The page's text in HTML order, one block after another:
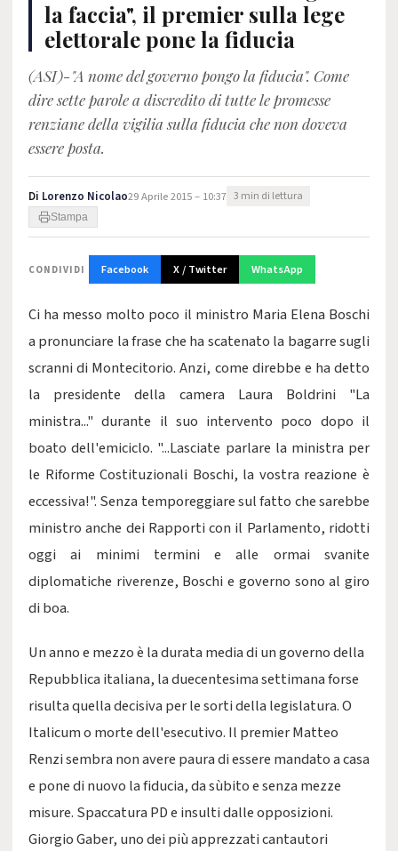
la faccia", il premier sulla lege
elettorale pone la fiducia
(ASI)-"A nome del governo pongo la fiducia". Come
dire sette parole a discredito di tutte le promesse
renziane della vigilia sulla fiducia che non doveva
essere posta.
Di Lorenzo Nicolao29 Aprile 2015 – 10:37 3 min di lettura
Stampa
CONDIVIDI Facebook X / Twitter WhatsApp
Ci ha messo molto poco il ministro Maria Elena Boschi
a pronunciare la frase che ha scatenato la bagarre sugli
scranni di Montecitorio. Anzi, come direbbe e ha detto
la presidente della camera Laura Boldrini "La
ministra..." durante il suo intervento poco dopo il
boato dell'emiciclo. "...Lasciate parlare la ministra per
le Riforme Costituzionali Boschi, la vostra reazione è
eccessiva!". Senza temporeggiare sul fatto che sarebbe
ministro anche dei Rapporti con il Parlamento, ridotti
oggi ai minimi termini e alle ormai svanite
diplomatiche riverenze, Boschi e governo sono al giro
di boa.
Un anno e mezzo è la durata media di un governo della
Repubblica italiana, la duecentesima settimana forse
risulta quella decisiva per le sorti della legislatura. O
Italicum o morte dell'esecutivo. Il premier Matteo
Renzi sembra non avere paura di essere mandato a casa
e pone di nuovo la fiducia, da sùbito e senza mezze
misure. Spaccatura PD e insulti dalle opposizioni.
Giorgio Gaber, uno dei più apprezzati cantautori